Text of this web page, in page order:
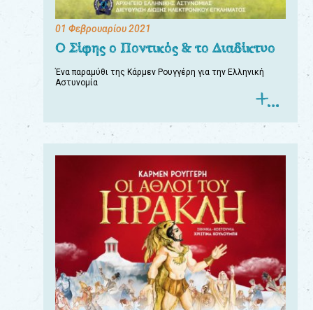
01 Φεβρουαρίου 2021
Ο Σίφης ο Ποντικός & το Διαδίκτυο
Ένα παραμύθι της Κάρμεν Ρουγγέρη για την Ελληνική
Αστυνομία